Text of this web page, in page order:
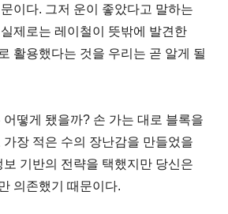
이다. 그저 운이 좋았다고 말하는
제로는 레이철이 뜻밖에 발견한
활용했다는 것을 우리는 곧 알게 될
어떻게 됐을까? 손 가는 대로 블록을
가장 적은 수의 장난감을 만들었을
기반의 전략을 택했지만 당신은
의존했기 때문이다.